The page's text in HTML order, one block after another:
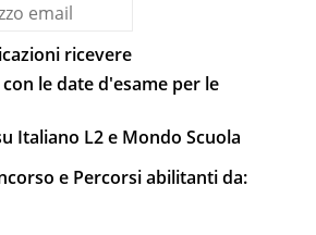
ricevere
le date d'esame per le
Italiano L2 e Mondo Scuola
e Percorsi abilitanti da: